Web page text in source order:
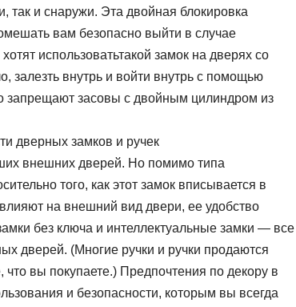
так и снаружи. Эта двойная блокировка
вам безопасно выйти в случае
использоватьтакой замок на дверях со
залезть внутрь и войти внутрь с помощью
запрещают засовы с двойным цилиндром из
дверных замков и ручек
внешних дверей. Но помимо типа
того, как этот замок вписывается в
на внешний вид двери, ее удобство
без ключа и интеллектуальные замки — все
дверей. (Многие ручки и ручки продаются
что вы покупаете.) Предпочтения по декору в
и безопасности, которым вы всегда